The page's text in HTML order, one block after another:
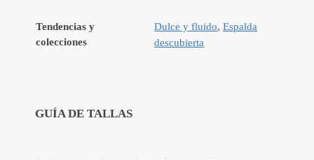
Tendencias y
colecciones
Dulce y fluido,Espalda
descubierta
GUÍA DE TALLAS